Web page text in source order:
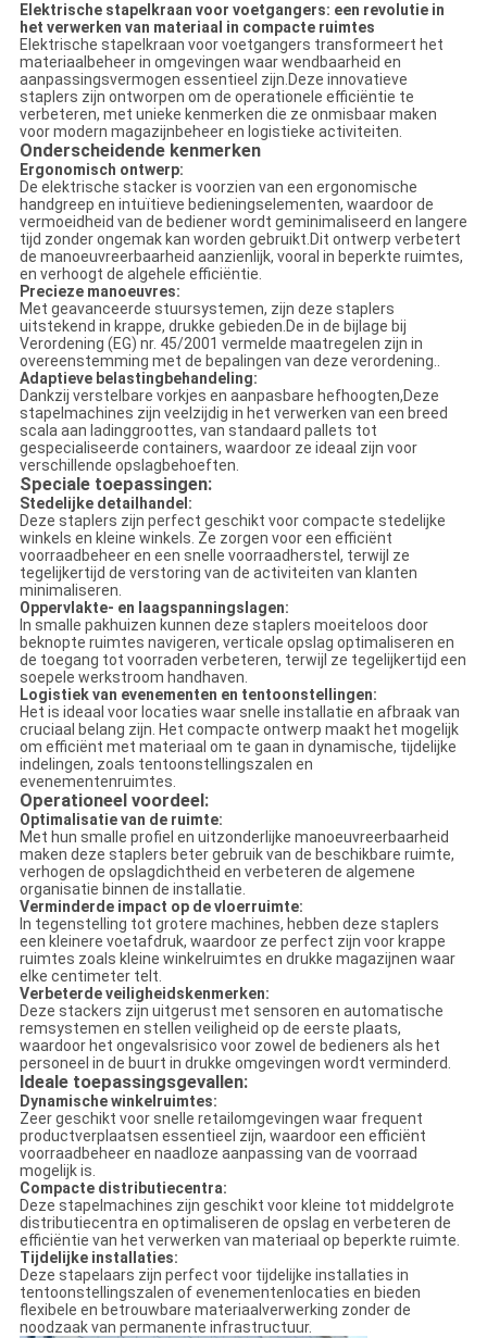
Elektrische stapelkraan voor voetgangers: een revolutie in
het verwerken van materiaal in compacte ruimtes
Elektrische stapelkraan voor voetgangers transformeert het
materiaalbeheer in omgevingen waar wendbaarheid en
aanpassingsvermogen essentieel zijn.Deze innovatieve
staplers zijn ontworpen om de operationele efficiëntie te
verbeteren, met unieke kenmerken die ze onmisbaar maken
voor modern magazijnbeheer en logistieke activiteiten.
Onderscheidende kenmerken
Ergonomisch ontwerp:
De elektrische stacker is voorzien van een ergonomische
handgreep en intuïtieve bedieningselementen, waardoor de
vermoeidheid van de bediener wordt geminimaliseerd en langere
tijd zonder ongemak kan worden gebruikt.Dit ontwerp verbetert
de manoeuvreerbaarheid aanzienlijk, vooral in beperkte ruimtes,
en verhoogt de algehele efficiëntie.
Precieze manoeuvres:
Met geavanceerde stuursystemen, zijn deze staplers
uitstekend in krappe, drukke gebieden.De in de bijlage bij
Verordening (EG) nr. 45/2001 vermelde maatregelen zijn in
overeenstemming met de bepalingen van deze verordening..
Adaptieve belastingbehandeling:
Dankzij verstelbare vorkjes en aanpasbare hefhoogten,Deze
stapelmachines zijn veelzijdig in het verwerken van een breed
scala aan ladinggroottes, van standaard pallets tot
gespecialiseerde containers, waardoor ze ideaal zijn voor
verschillende opslagbehoeften.
Speciale toepassingen:
Stedelijke detailhandel:
Deze staplers zijn perfect geschikt voor compacte stedelijke
winkels en kleine winkels. Ze zorgen voor een efficiënt
voorraadbeheer en een snelle voorraadherstel, terwijl ze
tegelijkertijd de verstoring van de activiteiten van klanten
minimaliseren.
Oppervlakte- en laagspanningslagen:
In smalle pakhuizen kunnen deze staplers moeiteloos door
beknopte ruimtes navigeren, verticale opslag optimaliseren en
de toegang tot voorraden verbeteren, terwijl ze tegelijkertijd een
soepele werkstroom handhaven.
Logistiek van evenementen en tentoonstellingen:
Het is ideaal voor locaties waar snelle installatie en afbraak van
cruciaal belang zijn. Het compacte ontwerp maakt het mogelijk
om efficiënt met materiaal om te gaan in dynamische, tijdelijke
indelingen, zoals tentoonstellingszalen en
evenementenruimtes.
Operationeel voordeel:
Optimalisatie van de ruimte:
Met hun smalle profiel en uitzonderlijke manoeuvreerbaarheid
maken deze staplers beter gebruik van de beschikbare ruimte,
verhogen de opslagdichtheid en verbeteren de algemene
organisatie binnen de installatie.
Verminderde impact op de vloerruimte:
In tegenstelling tot grotere machines, hebben deze staplers
een kleinere voetafdruk, waardoor ze perfect zijn voor krappe
ruimtes zoals kleine winkelruimtes en drukke magazijnen waar
elke centimeter telt.
Verbeterde veiligheidskenmerken:
Deze stackers zijn uitgerust met sensoren en automatische
remsystemen en stellen veiligheid op de eerste plaats,
waardoor het ongevalsrisico voor zowel de bedieners als het
personeel in de buurt in drukke omgevingen wordt verminderd.
Ideale toepassingsgevallen:
Dynamische winkelruimtes:
Zeer geschikt voor snelle retailomgevingen waar frequent
productverplaatsen essentieel zijn, waardoor een efficiënt
voorraadbeheer en naadloze aanpassing van de voorraad
mogelijk is.
Compacte distributiecentra:
Deze stapelmachines zijn geschikt voor kleine tot middelgrote
distributiecentra en optimaliseren de opslag en verbeteren de
efficiëntie van het verwerken van materiaal op beperkte ruimte.
Tijdelijke installaties:
Deze stapelaars zijn perfect voor tijdelijke installaties in
tentoonstellingszalen of evenementenlocaties en bieden
flexibele en betrouwbare materiaalverwerking zonder de
noodzaak van permanente infrastructuur.